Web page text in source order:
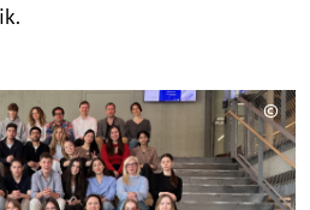
p
e
n
©
C
o
p